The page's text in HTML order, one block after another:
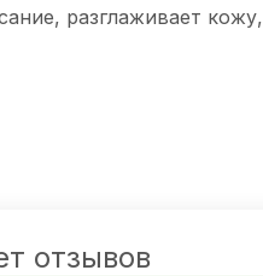
разглаживает кожу,
отзывов